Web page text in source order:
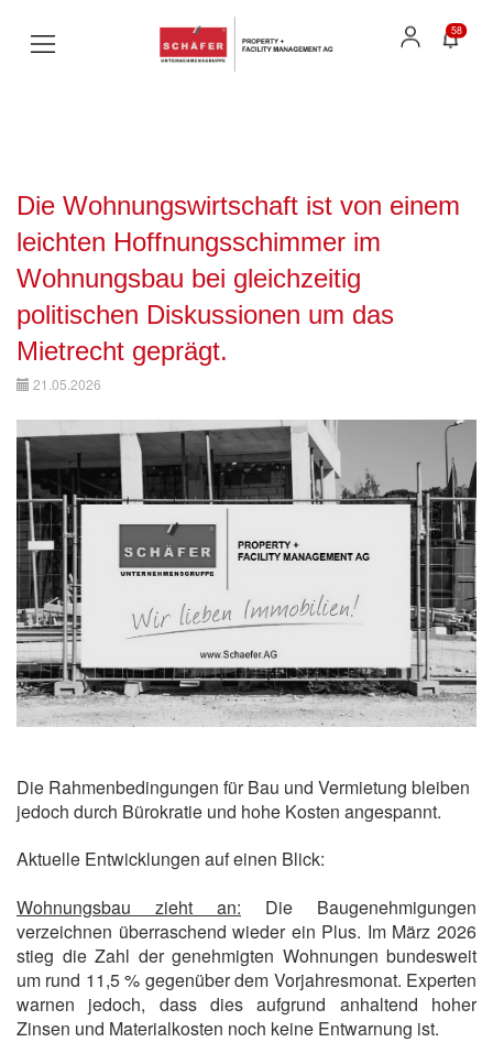
58
Die Wohnungswirtschaft ist von einem
leichten Hoffnungsschimmer im
Wohnungsbau bei gleichzeitig
politischen Diskussionen um das
Mietrecht geprägt.
21.05.2026
Die Rahmenbedingungen für Bau und Vermietung bleiben
jedoch durch Bürokratie und hohe Kosten angespannt.
Aktuelle Entwicklungen auf einen Blick:
Wohnungsbau zieht an: Die Baugenehmigungen
verzeichnen überraschend wieder ein Plus. Im März 2026
stieg die Zahl der genehmigten Wohnungen bundesweit
um rund 11,5 % gegenüber dem Vorjahresmonat. Experten
warnen jedoch, dass dies aufgrund anhaltend hoher
Zinsen und Materialkosten noch keine Entwarnung ist.